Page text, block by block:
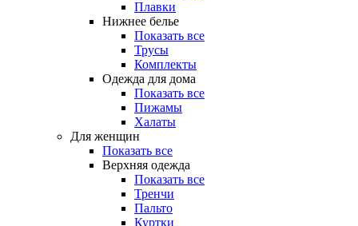
Плавки
Нижнее белье
Показать все
Трусы
Комплекты
Одежда для дома
Показать все
Пижамы
Халаты
Для женщин
Показать все
Верхняя одежда
Показать все
Тренчи
Пальто
Куртки